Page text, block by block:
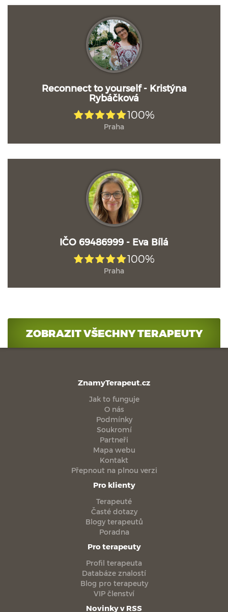
Reconnect to yourself - Kristýna
Rybáčková
100%
Praha
IČO 69486999 - Eva Bílá
100%
Praha
ZOBRAZIT VŠECHNY TERAPEUTY
ZnamyTerapeut.cz
Jak to funguje
O nás
Podmínky
Soukromí
Partneři
Mapa webu
Kontakt
Přepnout na plnou verzi
Pro klienty
Terapeuté
Časté dotazy
Blogy terapeutů
Poradna
Pro terapeuty
Profil terapeuta
Databáze znalostí
Blog pro terapeuty
VIP členství
Novinky v RSS